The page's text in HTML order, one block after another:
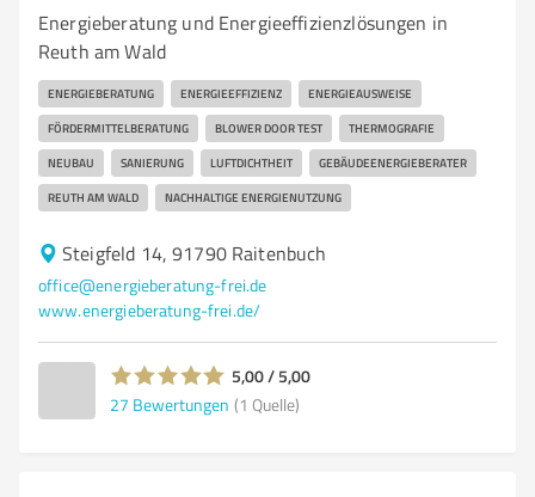
Energieberatung und Energieeffizienzlösungen in
Reuth am Wald
ENERGIEBERATUNG ENERGIEEFFIZIENZ ENERGIEAUSWEISE
FÖRDERMITTELBERATUNG BLOWER DOOR TEST THERMOGRAFIE
NEUBAU SANIERUNG LUFTDICHTHEIT GEBÄUDEENERGIEBERATER
REUTH AM WALD NACHHALTIGE ENERGIENUTZUNG
Steigfeld 14, 91790 Raitenbuch
office@energieberatung-frei.de
www.energieberatung-frei.de/
5,00 / 5,00
27 Bewertungen (1 Quelle)